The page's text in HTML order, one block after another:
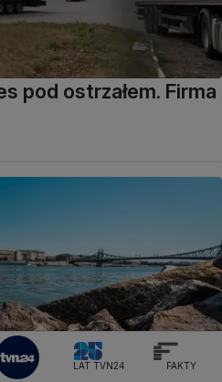
pod ostrzałem. Firma
LAT TVN24 FAKTY